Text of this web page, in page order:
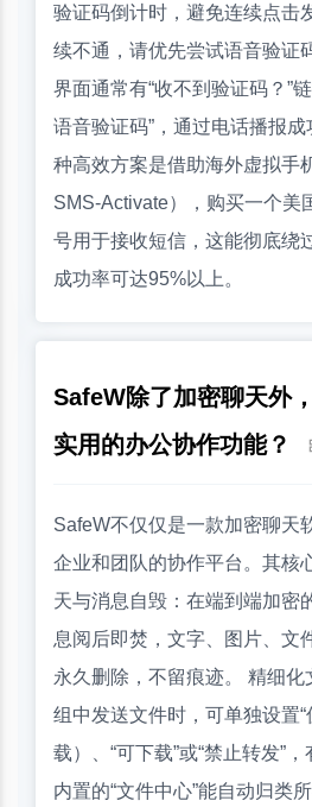
验证码倒计时，避免连续点击
续不通，请优先尝试语音验
界面通常有“收不到验证码？”
语音验证码”，通过电话播报
种高效方案是借助海外虚拟手
SMS-Activate），购买一个美
号用于接收短信，这能彻底绕
成功率可达95%以上。
SafeW除了加密聊天外
实用的办公协作功能？
SafeW不仅仅是一款加密聊天
企业和团队的协作平台。其核
天与消息自毁：在端到端加密
息阅后即焚，文字、图片、文
永久删除，不留痕迹。 精细
组中发送文件时，可单独设置“
载）、“可下载”或“禁止转发”
内置的“文件中心”能自动归类